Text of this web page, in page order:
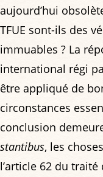
aujourd’hui
TFUE sont-ils des
immuables ? La
international régi
être appliqué de
circonstances
conclusion
stantibus, les
l’article 62 du